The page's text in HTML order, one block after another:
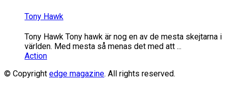
Tony Hawk
Tony Hawk Tony hawk är nog en av de mesta skejtarna i
världen. Med mesta så menas det med att ...
Action
© Copyright edge magazine. All rights reserved.